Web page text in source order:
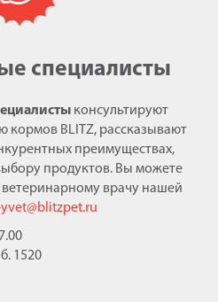
специалисты
консультируют
кормов BLITZ, рассказывают
преимуществах,
продуктов. Вы можете
врачу нашей
1520